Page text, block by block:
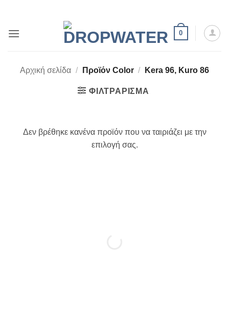
περιεχόμενο
0
Αρχική σελίδα / Προϊόν Color / Kera 96, Kuro 86
ΦΙΛΤΡΆΡΙΣΜΑ
Δεν βρέθηκε κανένα προϊόν που να ταιριάζει με την
επιλογή σας.